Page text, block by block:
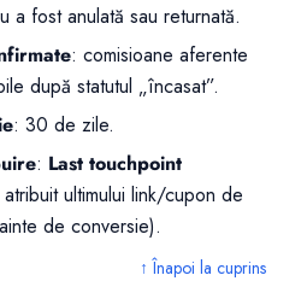
a fost anulată sau returnată.
: comisioane aferente
după statutul „încasat”.
: 30 de zile.
: Last touchpoint
ultimului link/cupon de
de conversie).
↑ Înapoi la cuprins